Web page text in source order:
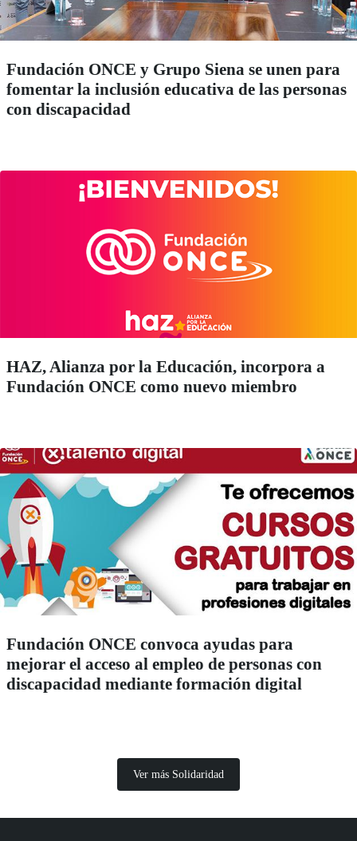
Fundación ONCE y Grupo Siena se unen para
fomentar la inclusión educativa de las personas
con discapacidad
HAZ, Alianza por la Educación, incorpora a
Fundación ONCE como nuevo miembro
Fundación ONCE convoca ayudas para
mejorar el acceso al empleo de personas con
discapacidad mediante formación digital
Ver más Solidaridad